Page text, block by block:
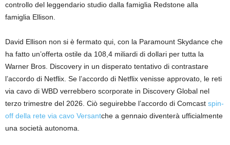
controllo del leggendario studio dalla famiglia Redstone alla
famiglia Ellison.
David Ellison non si è fermato qui, con la Paramount Skydance che
ha fatto un’offerta ostile da 108,4 miliardi di dollari per tutta la
Warner Bros. Discovery in un disperato tentativo di contrastare
l’accordo di Netflix. Se l’accordo di Netflix venisse approvato, le reti
via cavo di WBD verrebbero scorporate in Discovery Global nel
terzo trimestre del 2026. Ciò seguirebbe l’accordo di Comcast spin-
off della rete via cavo Versantche a gennaio diventerà ufficialmente
una società autonoma.